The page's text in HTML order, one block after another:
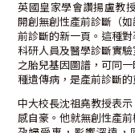
英國皇家學會讚揚盧教
開創無創性產前診斷（
前診斷的新一頁。這種
科研人員及醫學診斷實
之胎兒基因圖譜，可同
種遺傳病，是產前診斷的
中大校長沈祖堯教授表
感自豪。他就無創性產